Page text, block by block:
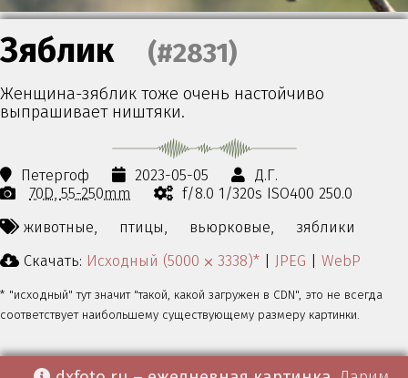
Зяблик (#2831)
Женщина-зяблик тоже очень настойчиво
выпрашивает ништяки.
Петергоф 2023-05-05
Д.Г.
70D 55-250mm
f/8.0 1/320s ISO400 250.0
животные,
птицы, вьюрковые,
зяблики
Скачать: Исходный (5000 ⨉ 3338)* | JPEG | WebP
* "исходный" тут значит "такой, какой загружен в CDN", это не всегда
соответствует наибольшему существующему размеру картинки.